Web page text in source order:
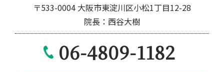
〒533-0004 大阪市東淀川区小松1丁目12-28
院長：西谷大樹
06-4809-1182